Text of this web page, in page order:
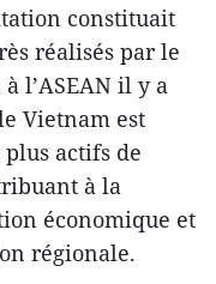
constituait
réalisés par le
l’ASEAN il y a
Vietnam est
plus actifs de
à la
économique et
régionale.